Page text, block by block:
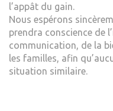
l’appât du gain.
Nous espérons
prendra conscience de
communication, de la
les familles, afin
situation similaire.